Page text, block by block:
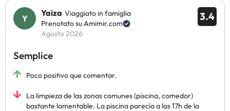
3.4
Yaiza Viaggiato in famiglia
Prenotato su Amimir.com
Agosto 2026
Semplice
Poco positivo que comentar.
La limpieza de las zonas comunes (piscina, comedor)
bastante lamentable. La piscina parecía a las 17h de la